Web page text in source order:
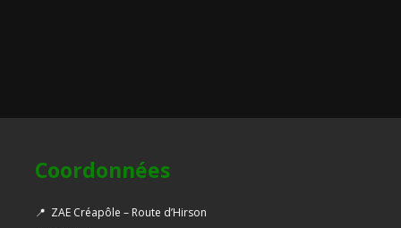
Coordonnées
📍 ZAE Créapôle – Route d’Hirson